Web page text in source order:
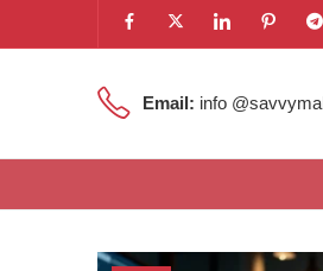
Email: info